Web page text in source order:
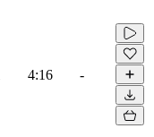
4:16 -